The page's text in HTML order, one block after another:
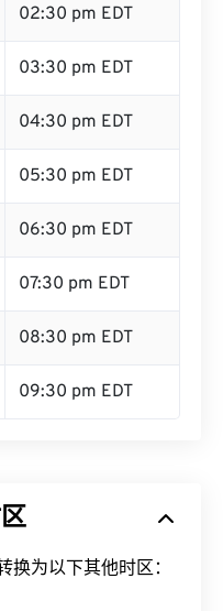
02:30 pm EDT
03:30 pm EDT
04:30 pm EDT
05:30 pm EDT
06:30 pm EDT
07:30 pm EDT
08:30 pm EDT
09:30 pm EDT
换为以下其他时区：